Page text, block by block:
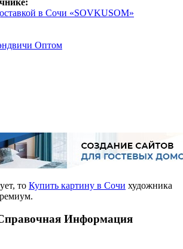
в Сочи «SOVKUSOM»
Оптом
то Купить картину в Сочи художника
Информация